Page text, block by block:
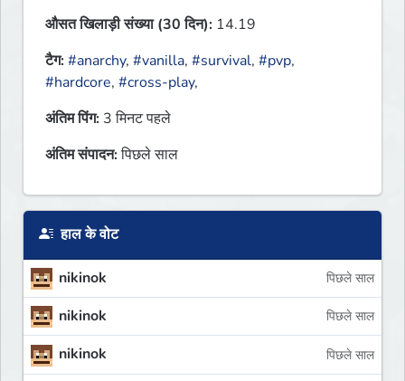
औसत खिलाड़ी संख्या (30 दिन): 14.19
टैग:#anarchy, #vanilla, #survival, #pvp,
#hardcore, #cross-play,
अंतिम पिंग: 3 मिनट पहले
अंतिम संपादन:पिछले साल
हाल के वोट
nikinok पिछले साल
nikinok पिछले साल
nikinok पिछले साल